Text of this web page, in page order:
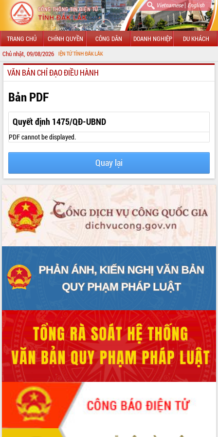
Vietnamese| English
TRANG CHỦ CHÍNH QUYỀN CÔNG DÂN DOANH NGHIỆP DU KHÁCH
Chủ nhật, 09/08/2026
THÔNG TIN ĐIỆN TỬ TỈNH ĐẮK LẮK
GIỚI THIỆU
LÃNH ĐẠO UBND TỈNH
TIN TỨC SỰ KIỆN
SỞ, BAN, NGÀNH
UBND CÁC XÃ, PHƯỜNG
THÔNG TIN CHỈ ĐẠO ĐIỀU HÀNH
VĂN BẢN HĐND TỈNH
ĐIỂM TIN VĂN BẢN
VĂN BẢN CHỈ ĐẠO ĐIỀU HÀNH
Bản PDF
Quyết định 1475/QĐ-UBND
PDF cannot be displayed.
Quay lại